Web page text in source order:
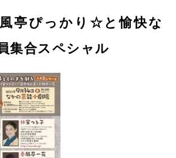
亭ぴっかり☆と愉快な
集合スペシャル